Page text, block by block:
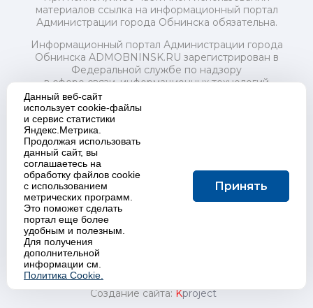
материалов ссылка на информационный портал
Администрации города Обнинска обязательна.
Информационный портал Администрации города
Обнинска ADMOBNINSK.RU зарегистрирован в
Федеральной службе по надзору
в сфере связи, информационных технологий
и массовых коммуникаций (Роскомнадзор) 24 июля
2018 года.
Свидетельство о регистрации Эл № ФС77-73321
Учредитель: Администрация (исполнительно-
распорядительный орган) городского округа "Город
Обнинск". Главный редактор: Байкова Е.А.
Адрес электронной почты Редакции:
redactor@admobninsk.ru
Телефон Редакции: +7 (484) 395-85-85
Настоящий ресурс содержит материалы 18+
Политика в отношении обработки персональных
Создание сайта:Kproject
Данный веб-сайт
использует cookie-файлы
и сервис статистики
Яндекс.Метрика.
Продолжая использовать
данный сайт, вы
соглашаетесь на
обработку файлов cookie
с использованием
метрических программ.
Это поможет сделать
портал еще более
удобным и полезным.
Для получения
дополнительной
информации см.
Политика Cookie.
Принять